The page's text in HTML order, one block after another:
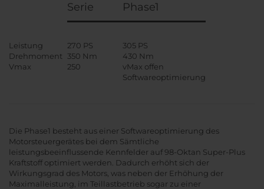
Serie Phase1
Leistung 270 PS
305 PS
Drehmoment
350 Nm
430 Nm
Vmax
250
vMax offen
Softwareoptimierung
Die Phase1 besteht aus einer Softwareoptimierung des
Motorsteuergerätes bei dem Sämtliche
leistungsbeeinflussende Kennfelder auf 98-Oktan Super-Plus
Kraftstoff optimiert werden. Dadurch erhöht sich der
Wirkungsgrad des Motors, was neben der Erhöhung der
Maximalleistung, im Teillastbetrieb sogar zu einer